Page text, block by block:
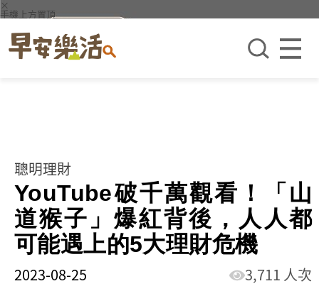
×
手機上方置頂
聰明理財
YouTube破千萬觀看！「山
道猴子」爆紅背後，人人都
可能遇上的5大理財危機
2023-08-25 3,711 人次